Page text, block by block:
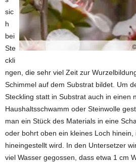
sic
h
bei
Ste
ckli
ngen, die sehr viel Zeit zur
Schimmel auf dem Substrat bildet. Um
Steckling statt in Substrat auch in einen
Haushaltsschwamm oder Steinwolle
man ein Stück des Materials in eine
oder bohrt oben ein kleines Loch hinein,
hineingestellt wird. In den Untersetzer
viel Wasser gegossen, dass etwa 1 cm